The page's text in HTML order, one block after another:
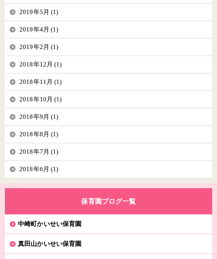
2019年5月 (1)
2019年4月 (1)
2019年2月 (1)
2018年12月 (1)
2018年11月 (1)
2018年10月 (1)
2018年9月 (1)
2018年8月 (1)
2018年7月 (1)
2018年6月 (1)
保育園ブログ一覧
中崎町かいせい保育園
真田山かいせい保育園